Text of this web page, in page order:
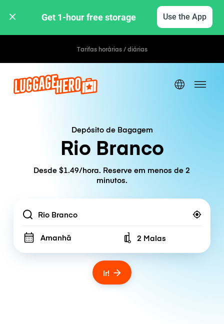
Get 1-hour free storage Use the App
Tarifas horárias / diárias
Depósito de Bagagem
Rio Branco
Desde $1.49/hora. Reserve em menos de 2
minutos.
Location
Amanhã Number of bags
2 Malas
Ir!